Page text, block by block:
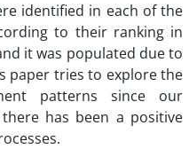
identified in each of the
to their ranking in
it was populated due to
paper tries to explore the
patterns since our
has been a positive